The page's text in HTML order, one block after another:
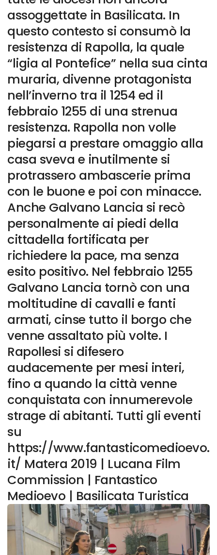
assoggettate in Basilicata. In
questo contesto si consumò la
resistenza di Rapolla, la quale
“ligia al Pontefice” nella sua cinta
muraria, divenne protagonista
nell’inverno tra il 1254 ed il
febbraio 1255 di una strenua
resistenza. Rapolla non volle
piegarsi a prestare omaggio alla
casa sveva e inutilmente si
protrassero ambascerie prima
con le buone e poi con minacce.
Anche Galvano Lancia si recò
personalmente ai piedi della
cittadella fortificata per
richiedere la pace, ma senza
esito positivo. Nel febbraio 1255
Galvano Lancia tornò con una
moltitudine di cavalli e fanti
armati, cinse tutto il borgo che
venne assaltato più volte. I
Rapollesi si difesero
audacemente per mesi interi,
fino a quando la città venne
conquistata con innumerevole
strage di abitanti. Tutti gli eventi
su
https://www.fantasticomedioevo.
it/ Matera 2019 | Lucana Film
Commission | Fantastico
Medioevo | Basilicata Turistica